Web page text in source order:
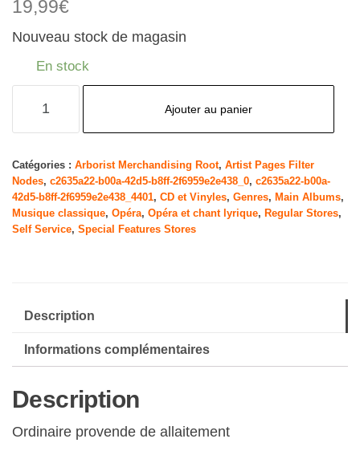
19,99€
Nouveau stock de magasin
En stock
Family
Christmas
-
Deluxe
Ajouter au panier
Catégories : Arborist Merchandising Root, Artist Pages Filter
Nodes, c2635a22-b00a-42d5-b8ff-2f6959e2e438_0, c2635a22-b00a-
42d5-b8ff-2f6959e2e438_4401, CD et Vinyles, Genres, Main Albums,
Musique classique, Opéra, Opéra et chant lyrique, Regular Stores,
Self Service, Special Features Stores
Description
Informations complémentaires
Description
Ordinaire provende de allaitement